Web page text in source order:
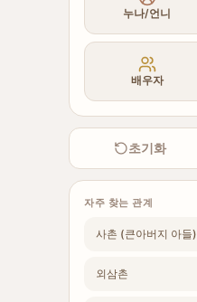
누나/언니
배우자
초기화
자주 찾는 관계
사촌 (큰아버지 아들)
외삼촌